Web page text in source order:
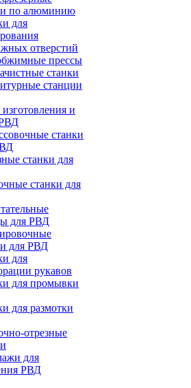
по алюминию
для
отверстий
прессы
станки
станции
и
станки
станки для
станки для
для РВД
для РВД
для
рукавов
для промывки
для размотки
отрезные
для
РВД